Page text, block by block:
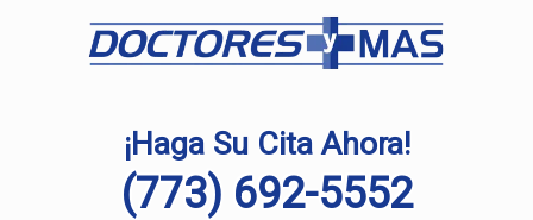
¡Haga Su Cita Ahora!
(773) 692-5552